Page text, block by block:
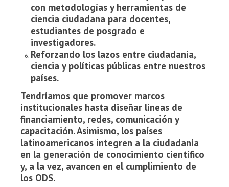
con metodologías y herramientas de
ciencia ciudadana para docentes,
estudiantes de posgrado e
investigadores.
Reforzando los lazos entre ciudadanía,
ciencia y políticas públicas entre nuestros
países.
Tendríamos que promover marcos
institucionales hasta diseñar líneas de
financiamiento, redes, comunicación y
capacitación. Asimismo, los países
latinoamericanos integren a la ciudadanía
en la generación de conocimiento científico
y, a la vez, avancen en el cumplimiento de
los ODS.